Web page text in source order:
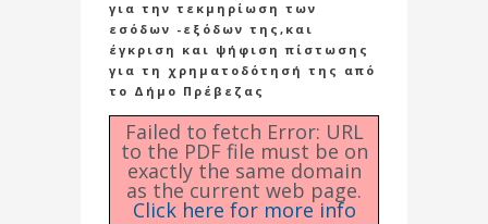
για την τεκμηρίωση των
εσόδων -εξόδων της,και
έγκριση και ψήφιση πίστωσης
για τη χρηματοδότησή της από
το Δήμο Πρέβεζας
Failed to fetch Error: URL
to the PDF file must be on
exactly the same domain
as the current web page.
Click here for more info